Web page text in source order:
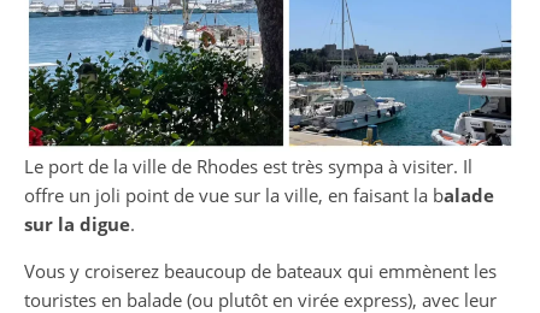
Le port de la ville de Rhodes est très sympa à visiter. Il
offre un joli point de vue sur la ville, en faisant la balade
sur la digue.
Vous y croiserez beaucoup de bateaux qui emmènent les
touristes en balade (ou plutôt en virée express), avec leur